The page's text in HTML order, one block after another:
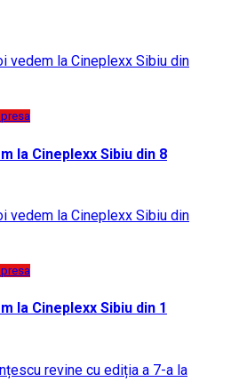
la Cineplexx Sibiu din 8
la Cineplexx Sibiu din 1